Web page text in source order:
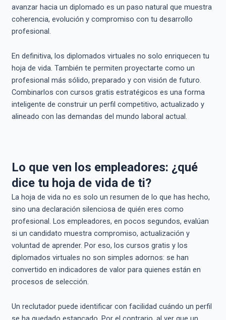
avanzar hacia un diplomado es un paso natural que muestra
coherencia, evolución y compromiso con tu desarrollo
profesional.
En definitiva, los diplomados virtuales no solo enriquecen tu
hoja de vida. También te permiten proyectarte como un
profesional más sólido, preparado y con visión de futuro.
Combinarlos con cursos gratis estratégicos es una forma
inteligente de construir un perfil competitivo, actualizado y
alineado con las demandas del mundo laboral actual.
Lo que ven los empleadores: ¿qué
dice tu hoja de vida de ti?
La hoja de vida no es solo un resumen de lo que has hecho,
sino una declaración silenciosa de quién eres como
profesional. Los empleadores, en pocos segundos, evalúan
si un candidato muestra compromiso, actualización y
voluntad de aprender. Por eso, los cursos gratis y los
diplomados virtuales no son simples adornos: se han
convertido en indicadores de valor para quienes están en
procesos de selección.
Un reclutador puede identificar con facilidad cuándo un perfil